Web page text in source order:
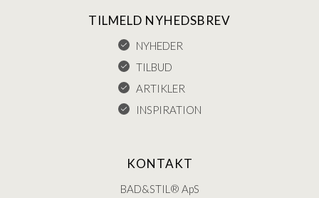
TILMELD NYHEDSBREV
NYHEDER
TILBUD
ARTIKLER
INSPIRATION
KONTAKT
BAD&STIL® ApS